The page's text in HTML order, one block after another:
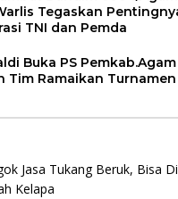
Tegaskan
TNI dan Pemda
Buka PS Pemkab.Agam
Tim Ramaikan Turnamen
Jasa Tukang Beruk, Bisa
Kelapa